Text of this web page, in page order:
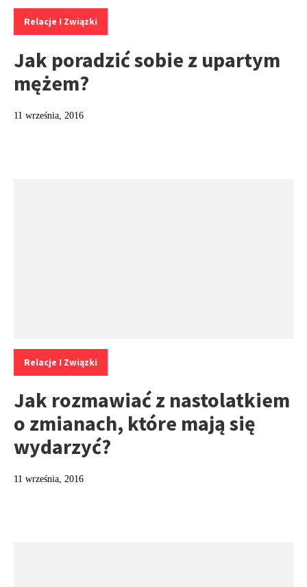
Kategorie:
Relacje I Związki
Jak poradzić sobie z upartym
mężem?
11 września, 2016
Kategorie:
Relacje I Związki
Jak rozmawiać z nastolatkiem
o zmianach, które mają się
wydarzyć?
11 września, 2016